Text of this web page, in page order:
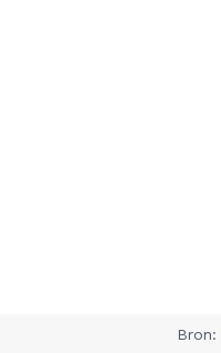
Bron: